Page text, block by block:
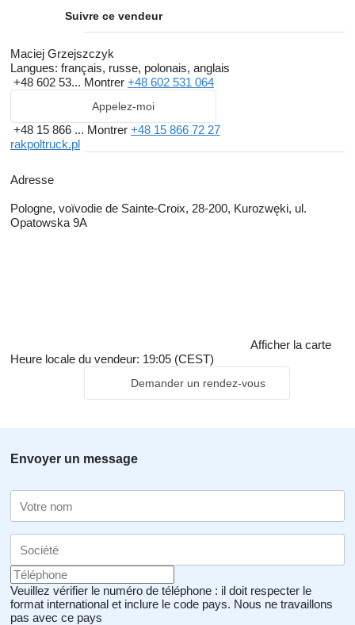
Suivre ce vendeur
Maciej Grzejszczyk
Langues: français, russe, polonais, anglais
+48 602 53... Montrer +48 602 531 064
Appelez-moi
+48 15 866 ... Montrer +48 15 866 72 27
rakpoltruck.pl
Adresse
Pologne, voïvodie de Sainte-Croix, 28-200, Kurozwęki, ul.
Opatowska 9A
Afficher la carte
Heure locale du vendeur: 19:05 (CEST)
Demander un rendez-vous
Envoyer un message
Veuillez vérifier le numéro de téléphone : il doit respecter le
format international et inclure le code pays. Nous ne travaillons
pas avec ce pays